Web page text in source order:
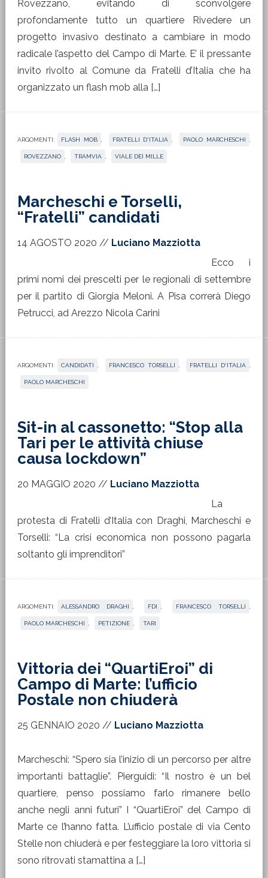
Rovezzano, evitando di sconvolgere
profondamente tutto un quartiere Rivedere un
progetto invasivo destinato a cambiare in modo
radicale l’aspetto del Campo di Marte. E’ il pressante
invito rivolto al Comune da Fratelli d’Italia che ha
organizzato un flash mob alla […]
ARGOMENTI: FLASH MOB FRATELLI D'ITALIA PAOLO MARCHESCHI
ROVEZZANO TRAMVIA VIALE DEI MILLE
Marcheschi e Torselli,
“Fratelli” candidati
14 AGOSTO 2020 // Luciano Mazziotta
Ecco i
primi nomi dei prescelti per le regionali di settembre
per il partito di Giorgia Meloni. A Pisa correrà Diego
Petrucci, ad Arezzo Nicola Carini
ARGOMENTI: CANDIDATI FRANCESCO TORSELLI FRATELLI D'ITALIA
PAOLO MARCHESCHI
Sit-in al cassonetto: “Stop alla
Tari per le attività chiuse
causa lockdown”
20 MAGGIO 2020 // Luciano Mazziotta
La
protesta di Fratelli d’Italia con Draghi, Marcheschi e
Torselli: “La crisi economica non possono pagarla
soltanto gli imprenditori”
ARGOMENTI: ALESSANDRO DRAGHI FDI FRANCESCO TORSELLI
PAOLO MARCHESCHI PETIZIONE TARI
Vittoria dei “QuartiEroi” di
Campo di Marte: l’ufficio
Postale non chiuderà
25 GENNAIO 2020 // Luciano Mazziotta
Marcheschi: “Spero sia l’inizio di un percorso per altre
importanti battaglie”. Pierguidi: “Il nostro è un bel
quartiere, penso possiamo farlo rimanere bello
anche negli anni futuri” I “QuartiEroi” del Campo di
Marte ce l’hanno fatta. L’ufficio postale di via Cento
Stelle non chiuderà e per festeggiare la loro vittoria si
sono ritrovati stamattina a […]